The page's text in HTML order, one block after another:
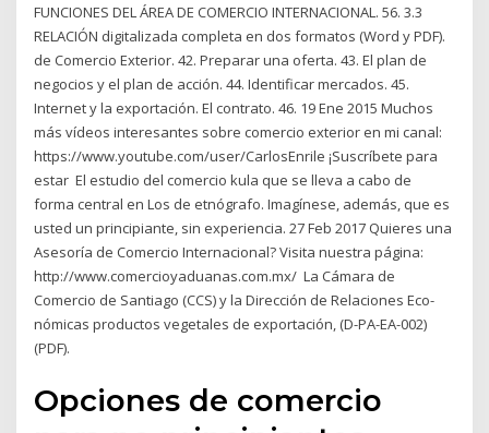
FUNCIONES DEL ÁREA DE COMERCIO INTERNACIONAL. 56. 3.3
RELACIÓN digitalizada completa en dos formatos (Word y PDF).
de Comercio Exterior. 42. Preparar una oferta. 43. El plan de
negocios y el plan de acción. 44. Identificar mercados. 45.
Internet y la exportación. El contrato. 46. 19 Ene 2015 Muchos
más vídeos interesantes sobre comercio exterior en mi canal:
https://www.youtube.com/user/CarlosEnrile ¡Suscríbete para
estar El estudio del comercio kula que se lleva a cabo de
forma central en Los de etnógrafo. Imagínese, además, que es
usted un principiante, sin experiencia. 27 Feb 2017 Quieres una
Asesoría de Comercio Internacional? Visita nuestra página:
http://www.comercioyaduanas.com.mx/ La Cámara de
Comercio de Santiago (CCS) y la Dirección de Relaciones Eco-
nómicas productos vegetales de exportación, (D-PA-EA-002)
(PDF).
Opciones de comercio